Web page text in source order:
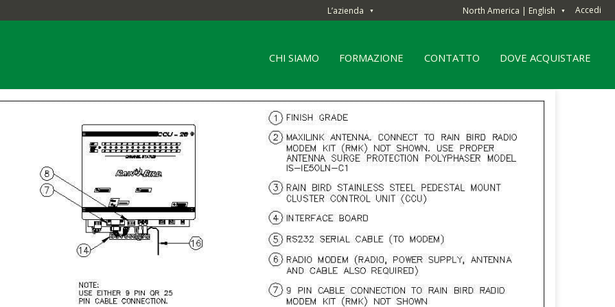
L’azienda ▼ North America | English ▼ Accedi
CHI SIAMO FORMAZIONE CONTATTO DOVE ACQUISTARE